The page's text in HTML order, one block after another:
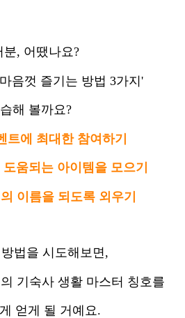
분, 어땠나요?
음껏 즐기는 방법 3가지'
해 볼까요?
에 최대한 참여하기
움되는 아이템을 모으기
이름을 되도록 외우기
법을 시도해보면,
기숙사 생활 마스터 칭호를
얻게 될 거예요.